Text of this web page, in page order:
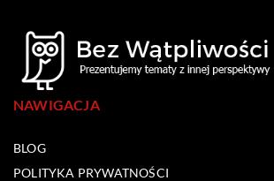
NAWIGACJA
BLOG
POLITYKA PRYWATNOŚCI